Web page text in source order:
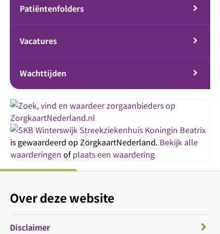
Patiëntenfolders
Vacatures
Wachttijden
Streekziekenhuis Koningin Beatrix
is gewaardeerd op ZorgkaartNederland. Bekijk alle
waarderingen ofplaats een waardering
Over deze website
Disclaimer